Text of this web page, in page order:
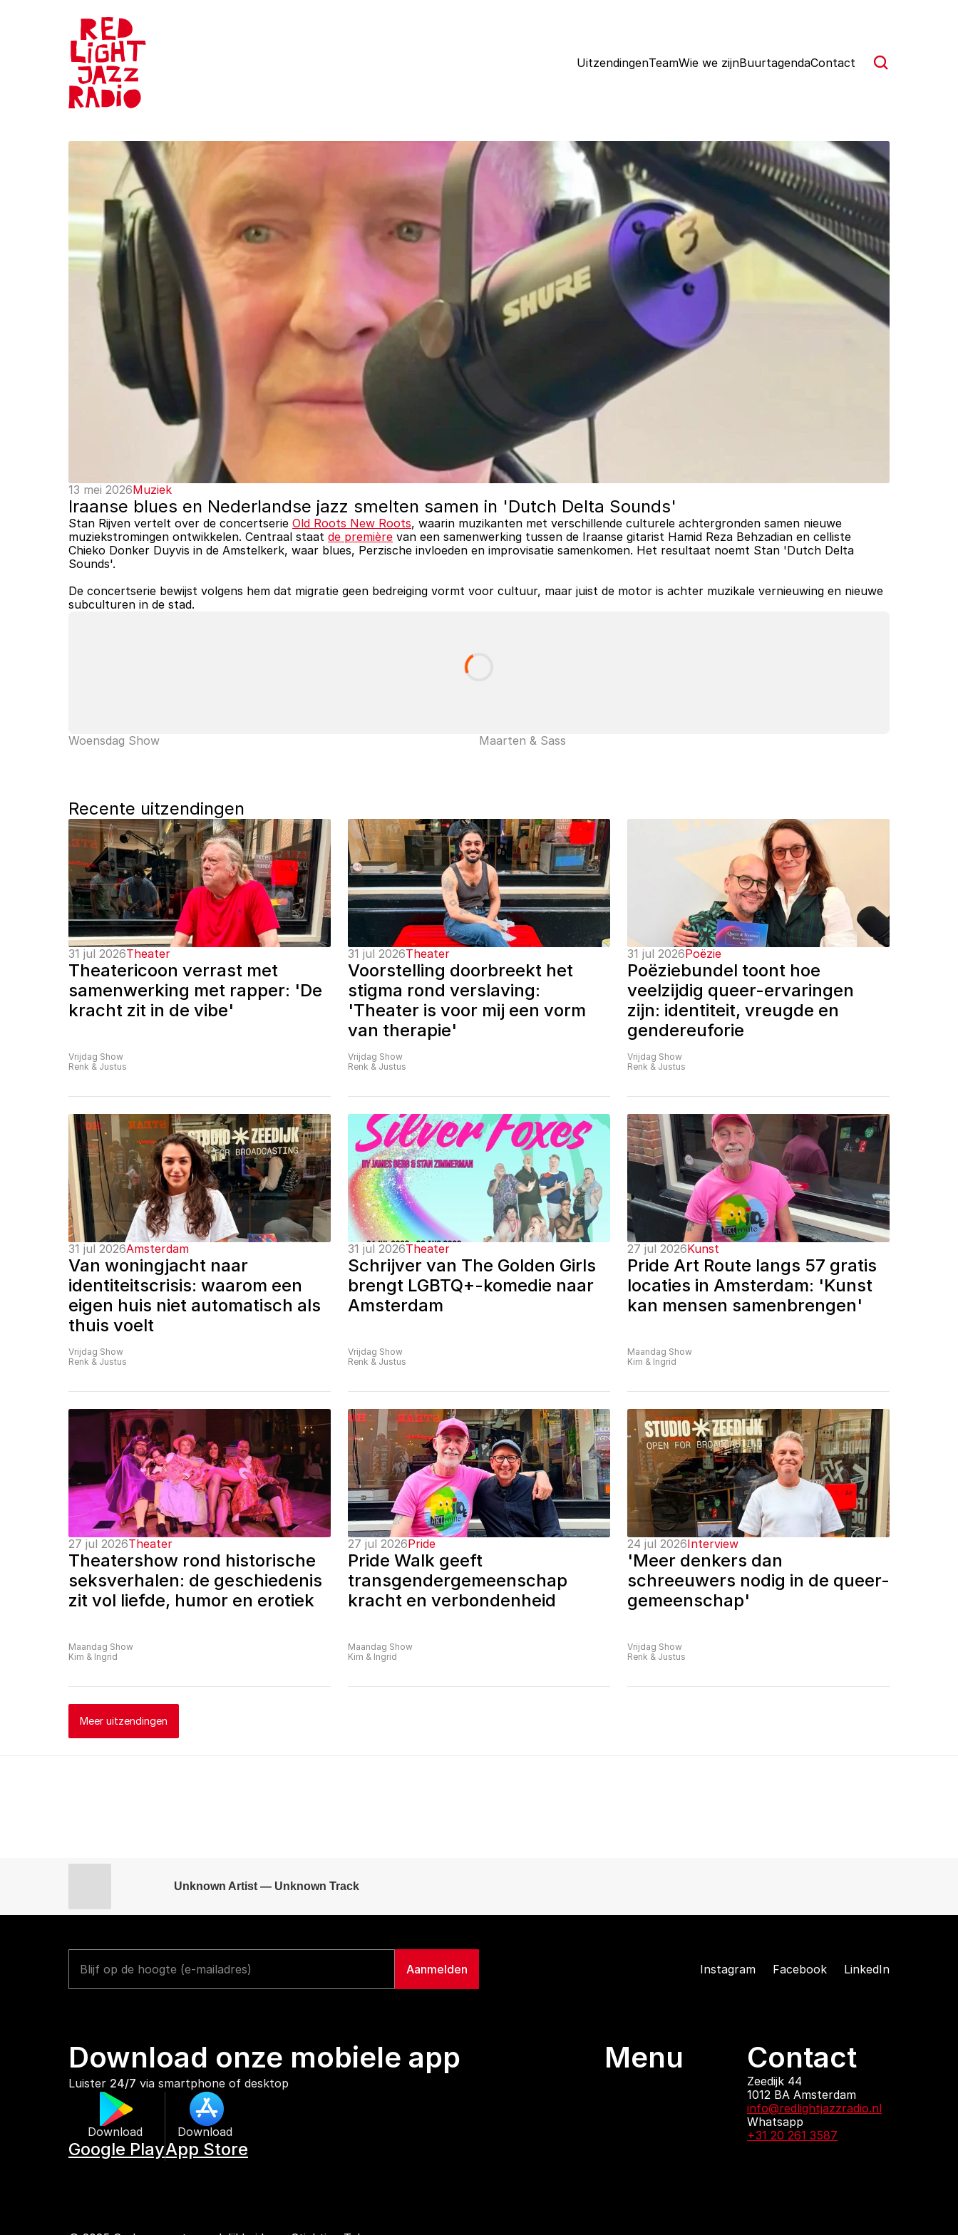
UitzendingenTeamWie we zijnBuurtagendaContact
13 mei 2026Muziek
Iraanse blues en Nederlandse jazz smelten samen in 'Dutch Delta Sounds'
Stan Rijven vertelt over de concertserie Old Roots New Roots, waarin muzikanten met verschillende culturele achtergronden samen nieuwe
muziekstromingen ontwikkelen. Centraal staat de première van een samenwerking tussen de Iraanse gitarist Hamid Reza Behzadian en celliste
Chieko Donker Duyvis in de Amstelkerk, waar blues, Perzische invloeden en improvisatie samenkomen. Het resultaat noemt Stan 'Dutch Delta
Sounds'.
De concertserie bewijst volgens hem dat migratie geen bedreiging vormt voor cultuur, maar juist de motor is achter muzikale vernieuwing en nieuwe
subculturen in de stad.
Woensdag Show Maarten & Sass
Recente uitzendingen
31 jul 2026Theater
Theatericoon verrast met
samenwerking met rapper: 'De
kracht zit in de vibe'
Vrijdag Show
Renk & Justus
31 jul 2026Theater
Voorstelling doorbreekt het
stigma rond verslaving:
'Theater is voor mij een vorm
van therapie'
Vrijdag Show
Renk & Justus
31 jul 2026Poëzie
Poëziebundel toont hoe
veelzijdig queer-ervaringen
zijn: identiteit, vreugde en
gendereuforie
Vrijdag Show
Renk & Justus
31 jul 2026Amsterdam
Van woningjacht naar
identiteitscrisis: waarom een
eigen huis niet automatisch als
thuis voelt
Vrijdag Show
Renk & Justus
31 jul 2026Theater
Schrijver van The Golden Girls
brengt LGBTQ+-komedie naar
Amsterdam
Vrijdag Show
Renk & Justus
27 jul 2026Kunst
Pride Art Route langs 57 gratis
locaties in Amsterdam: 'Kunst
kan mensen samenbrengen'
Maandag Show
Kim & Ingrid
27 jul 2026Theater
Theatershow rond historische
seksverhalen: de geschiedenis
zit vol liefde, humor en erotiek
Maandag Show
Kim & Ingrid
27 jul 2026Pride
Pride Walk geeft
transgendergemeenschap
kracht en verbondenheid
Maandag Show
Kim & Ingrid
24 jul 2026Interview
'Meer denkers dan
schreeuwers nodig in de queer-
gemeenschap'
Vrijdag Show
Renk & Justus
Meer uitzendingen
Unknown Artist — Unknown Track
Instagram Facebook LinkedIn
Download onze mobiele app
Luister 24/7 via smartphone of desktop
Download
Google Play
Download
App Store
Menu Contact
Zeedijk 44
1012 BA Amsterdam
info@redlightjazzradio.nl
Whatsapp
+31 20 261 3587